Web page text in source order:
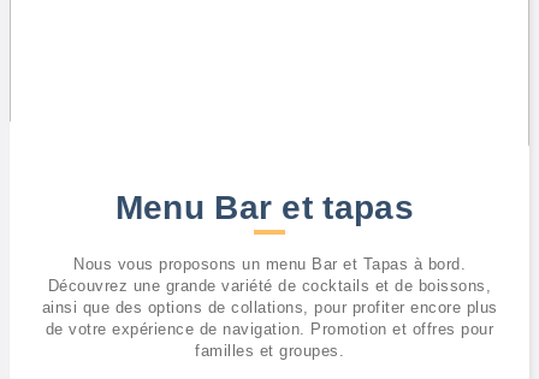
Menu Bar et tapas
Nous vous proposons un menu Bar et Tapas à bord.
Découvrez une grande variété de cocktails et de boissons,
ainsi que des options de collations, pour profiter encore plus
de votre expérience de navigation. Promotion et offres pour
familles et groupes.